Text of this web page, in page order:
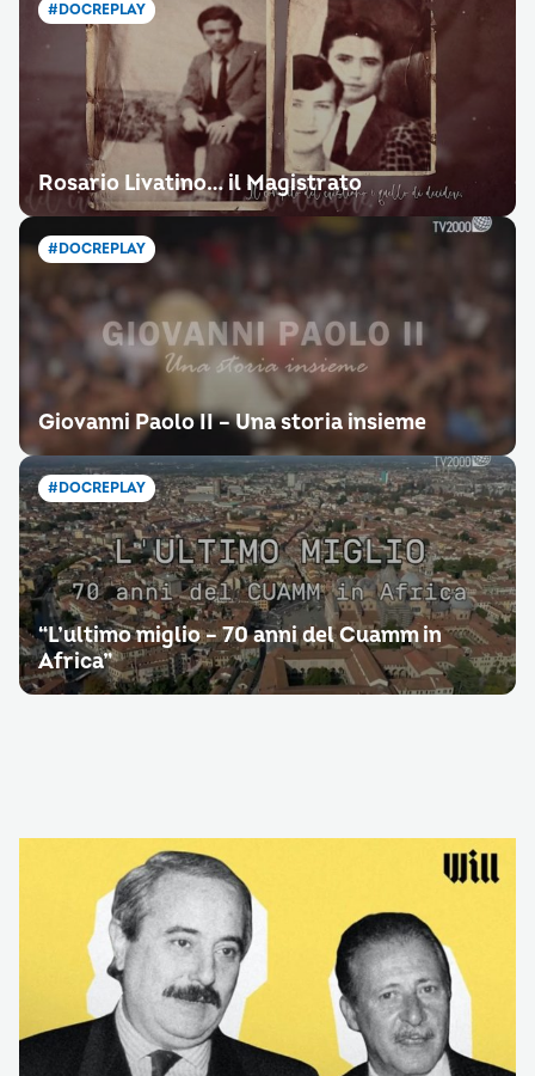
#DOCREPLAY
Rosario Livatino… il Magistrato
#DOCREPLAY
Giovanni Paolo II – Una storia insieme
#DOCREPLAY
“L’ultimo miglio – 70 anni del Cuamm in
Africa”